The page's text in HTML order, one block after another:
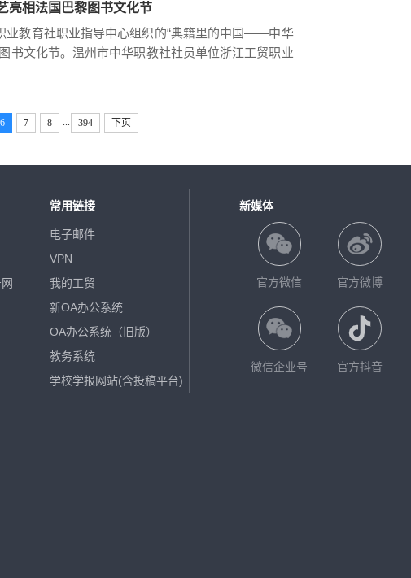
亮相法国巴黎图书文化节
业教育社职业指导中心组织的“典籍里的中国——中华
书文化节。温州市中华职教社社员单位浙江工贸职业
6 7 8 ... 394 下页
常用链接
电子邮件
VPN
我的工贸
新OA办公系统
OA办公系统（旧版）
教务系统
学校学报网站(含投稿平台)
新媒体
官方微信 官方微博
微信企业号 官方抖音